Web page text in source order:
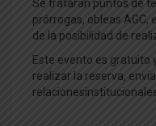
Se tratarán puntos de
prórrogas, obleas
de la posibilidad de
Este evento es gratuito
realizar la reserva,